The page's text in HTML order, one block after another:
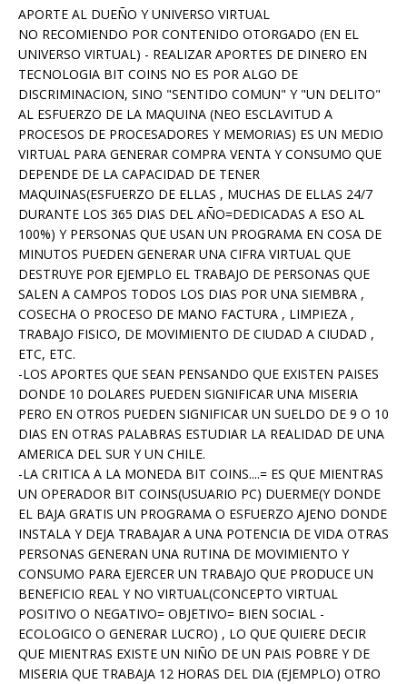
APORTE AL DUEÑO Y UNIVERSO VIRTUAL
NO RECOMIENDO POR CONTENIDO OTORGADO (EN EL
UNIVERSO VIRTUAL) - REALIZAR APORTES DE DINERO EN
TECNOLOGIA BIT COINS NO ES POR ALGO DE
DISCRIMINACION, SINO "SENTIDO COMUN" Y "UN DELITO"
AL ESFUERZO DE LA MAQUINA (NEO ESCLAVITUD A
PROCESOS DE PROCESADORES Y MEMORIAS) ES UN MEDIO
VIRTUAL PARA GENERAR COMPRA VENTA Y CONSUMO QUE
DEPENDE DE LA CAPACIDAD DE TENER
MAQUINAS(ESFUERZO DE ELLAS , MUCHAS DE ELLAS 24/7
DURANTE LOS 365 DIAS DEL AÑO=DEDICADAS A ESO AL
100%) Y PERSONAS QUE USAN UN PROGRAMA EN COSA DE
MINUTOS PUEDEN GENERAR UNA CIFRA VIRTUAL QUE
DESTRUYE POR EJEMPLO EL TRABAJO DE PERSONAS QUE
SALEN A CAMPOS TODOS LOS DIAS POR UNA SIEMBRA ,
COSECHA O PROCESO DE MANO FACTURA , LIMPIEZA ,
TRABAJO FISICO, DE MOVIMIENTO DE CIUDAD A CIUDAD ,
ETC, ETC.
-LOS APORTES QUE SEAN PENSANDO QUE EXISTEN PAISES
DONDE 10 DOLARES PUEDEN SIGNIFICAR UNA MISERIA
PERO EN OTROS PUEDEN SIGNIFICAR UN SUELDO DE 9 O 10
DIAS EN OTRAS PALABRAS ESTUDIAR LA REALIDAD DE UNA
AMERICA DEL SUR Y UN CHILE.
-LA CRITICA A LA MONEDA BIT COINS....= ES QUE MIENTRAS
UN OPERADOR BIT COINS(USUARIO PC) DUERME(Y DONDE
EL BAJA GRATIS UN PROGRAMA O ESFUERZO AJENO DONDE
INSTALA Y DEJA TRABAJAR A UNA POTENCIA DE VIDA OTRAS
PERSONAS GENERAN UNA RUTINA DE MOVIMIENTO Y
CONSUMO PARA EJERCER UN TRABAJO QUE PRODUCE UN
BENEFICIO REAL Y NO VIRTUAL(CONCEPTO VIRTUAL
POSITIVO O NEGATIVO= OBJETIVO= BIEN SOCIAL -
ECOLOGICO O GENERAR LUCRO) , LO QUE QUIERE DECIR
QUE MIENTRAS EXISTE UN NIÑO DE UN PAIS POBRE Y DE
MISERIA QUE TRABAJA 12 HORAS DEL DIA (EJEMPLO) OTRO